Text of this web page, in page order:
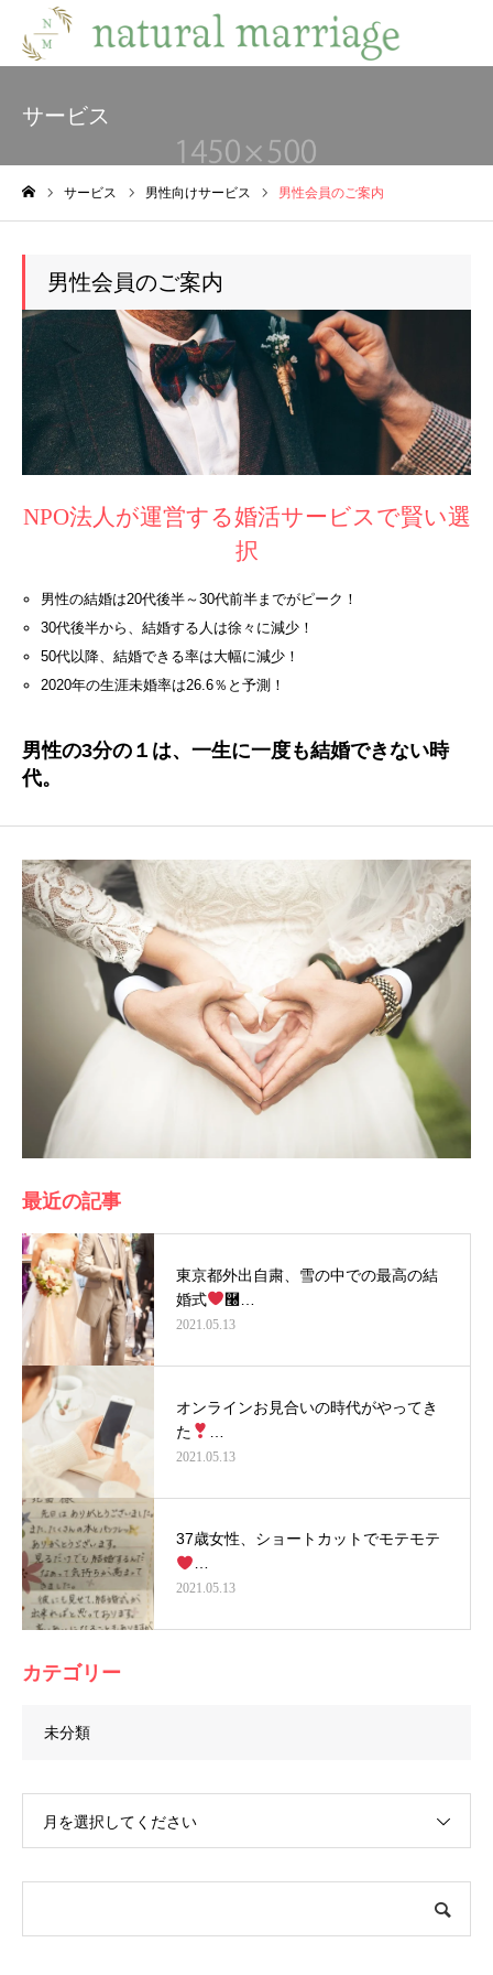
サービス
サービス 男性向けサービス 男性会員のご案内
男性会員のご案内
NPO法人が運営する婚活サービスで賢い選
択
男性の結婚は20代後半～30代前半までがピーク！
30代後半から、結婚する人は徐々に減少！
50代以降、結婚できる率は大幅に減少！
2020年の生涯未婚率は26.6％と予測！
男性の3分の１は、一生に一度も結婚できない時
代。
最近の記事
東京都外出自粛、雪の中での最高の結
婚式
࿠…
2021.05.13
オンラインお見合いの時代がやってき
た
2021.05.13
37歳女性、ショートカットでモテモテ
…
2021.05.13
カテゴリー
未分類
月を選択してください